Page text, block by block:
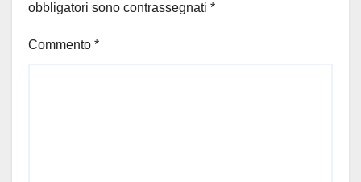
obbligatori sono contrassegnati *
Commento *